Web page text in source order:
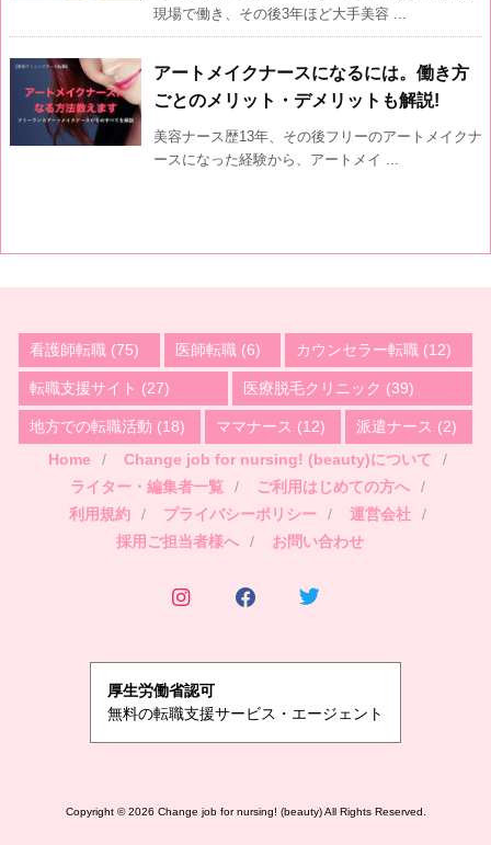
現場で働き、その後3年ほど大手美容 ...
アートメイクナースになるには。働き方
ごとのメリット・デメリットも解説!
美容ナース歴13年、その後フリーのアートメイクナ
ースになった経験から、アートメイ ...
カウンセラー転職 (12)
ママナース (12)
医師転職 (6)
医療脱毛クリニック (39)
地方での転職活動 (18) 派遣ナース (2)
看護師転職 (75)
転職支援サイト (27)
Home
Change job for nursing! (beauty)について
ライター・編集者一覧
ご利用はじめての方へ
利用規約
プライバシーポリシー
運営会社
採用ご担当者様へ
お問い合わせ
厚生労働省認可
無料の転職支援サービス・エージェント
Copyright ©2026 Change job for nursing! (beauty)All Rights Reserved.